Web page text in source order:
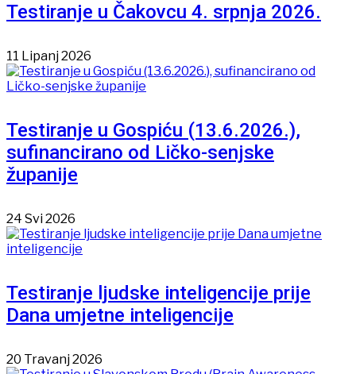
Testiranje u Čakovcu 4. srpnja 2026.
11 Lipanj 2026
Testiranje u Gospiću (13.6.2026.),
sufinancirano od Ličko-senjske
županije
24 Svi 2026
Testiranje ljudske inteligencije prije
Dana umjetne inteligencije
20 Travanj 2026